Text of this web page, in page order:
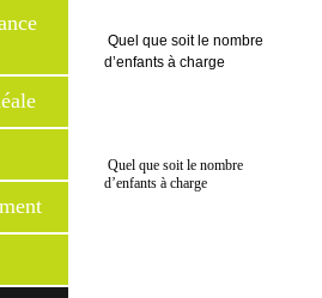
Quel que soit le nombre
d’enfants à charge
Quel que soit le nombre
d’enfants à charge